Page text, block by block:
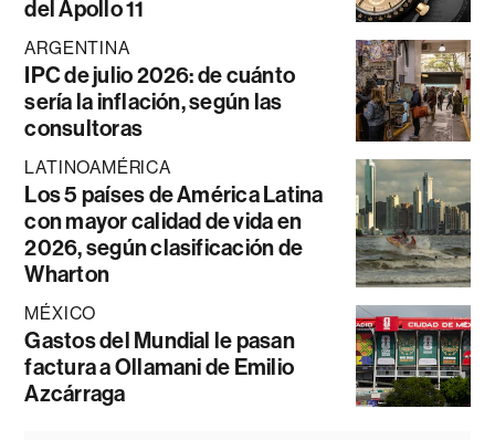
del Apollo 11
ARGENTINA
IPC de julio 2026: de cuánto
sería la inflación, según las
consultoras
LATINOAMÉRICA
Los 5 países de América Latina
con mayor calidad de vida en
2026, según clasificación de
Wharton
MÉXICO
Gastos del Mundial le pasan
factura a Ollamani de Emilio
Azcárraga